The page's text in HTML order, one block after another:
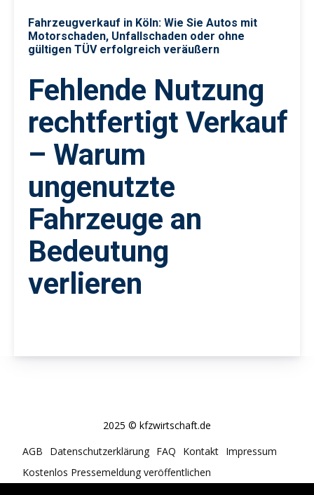
Fahrzeugverkauf in Köln: Wie Sie Autos mit
Motorschaden, Unfallschaden oder ohne
gültigen TÜV erfolgreich veräußern
Fehlende Nutzung
rechtfertigt Verkauf
– Warum
ungenutzte
Fahrzeuge an
Bedeutung
verlieren
2025 © kfzwirtschaft.de
AGB
Datenschutzerklärung FAQ Kontakt Impressum
Kostenlos Pressemeldung veröffentlichen